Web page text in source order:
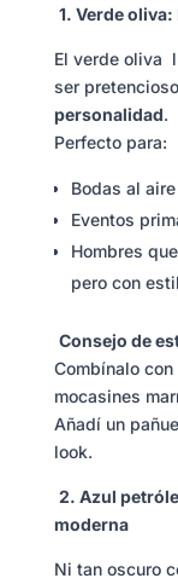
1. Verde
El verde oliva
ser
personalidad.
Perfecto para:
Bodas al
Eventos
Hombres
pero con
Consejo de
Combínalo
mocasines
Añadí un
look.
2. Azul
moderna
Ni tan oscuro